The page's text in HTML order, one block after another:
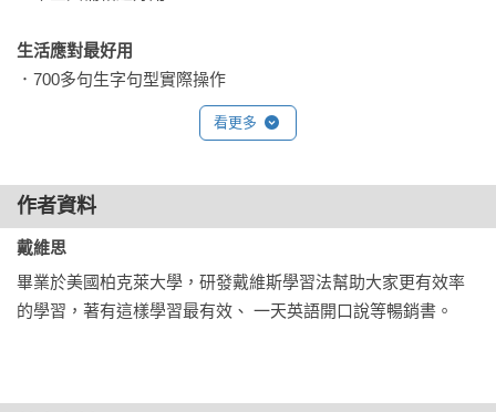
生活應對最好用
．700多句生字句型實際操作
看更多
作者資料
戴維思
畢業於美國柏克萊大學，研發戴維斯學習法幫助大家更有效率
的學習，著有這樣學習最有效、 一天英語開口說等暢銷書。